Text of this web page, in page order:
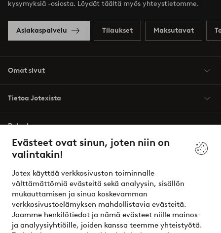
Evästeet ovat sinun, joten niin on
valintakin!
Jotex käyttää verkkosivuston toiminnalle
välttämättömiä evästeitä sekä analyysin, sisällön
mukauttamisen ja sinua koskevamman
verkkosivustoelämyksen mahdollistavia evästeitä.
Jaamme henkilötiedot ja nämä evästeet niille mainos-
ja analyysiyhtiöille, joiden kanssa teemme yhteistyötä.
kysymyksiä -osiosta. Löydät täältä myös yhteystietomme.
Asiakaspalvelu Tilaukset Maksutavat
Omat sivut
Tietoa Jotexista
Palvelumme
Ehdot
Ystävät
Turvalliset maksut – maksa nyt tai erissä